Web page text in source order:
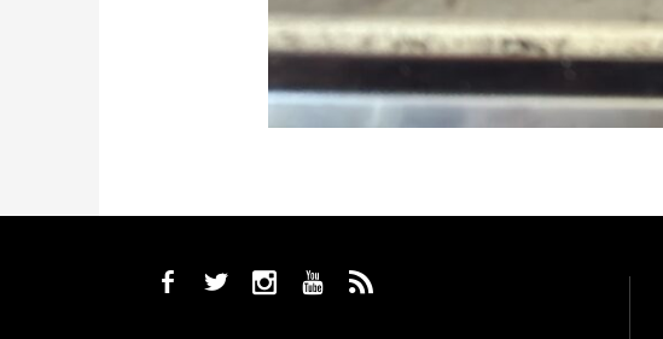
b a x r ,